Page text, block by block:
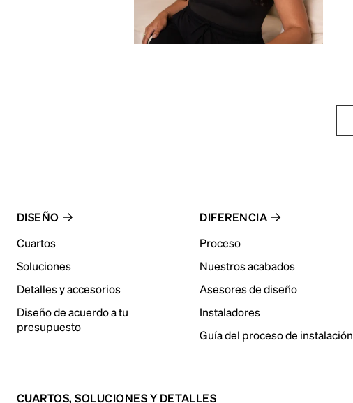
DISEÑO
Cuartos
Soluciones
Detalles y accesorios
Diseño de acuerdo a tu
presupuesto
DIFERENCIA
Proceso
Nuestros acabados
Asesores de diseño
Instaladores
Guía del proceso de instalación
CUARTOS, SOLUCIONES Y DETALLES